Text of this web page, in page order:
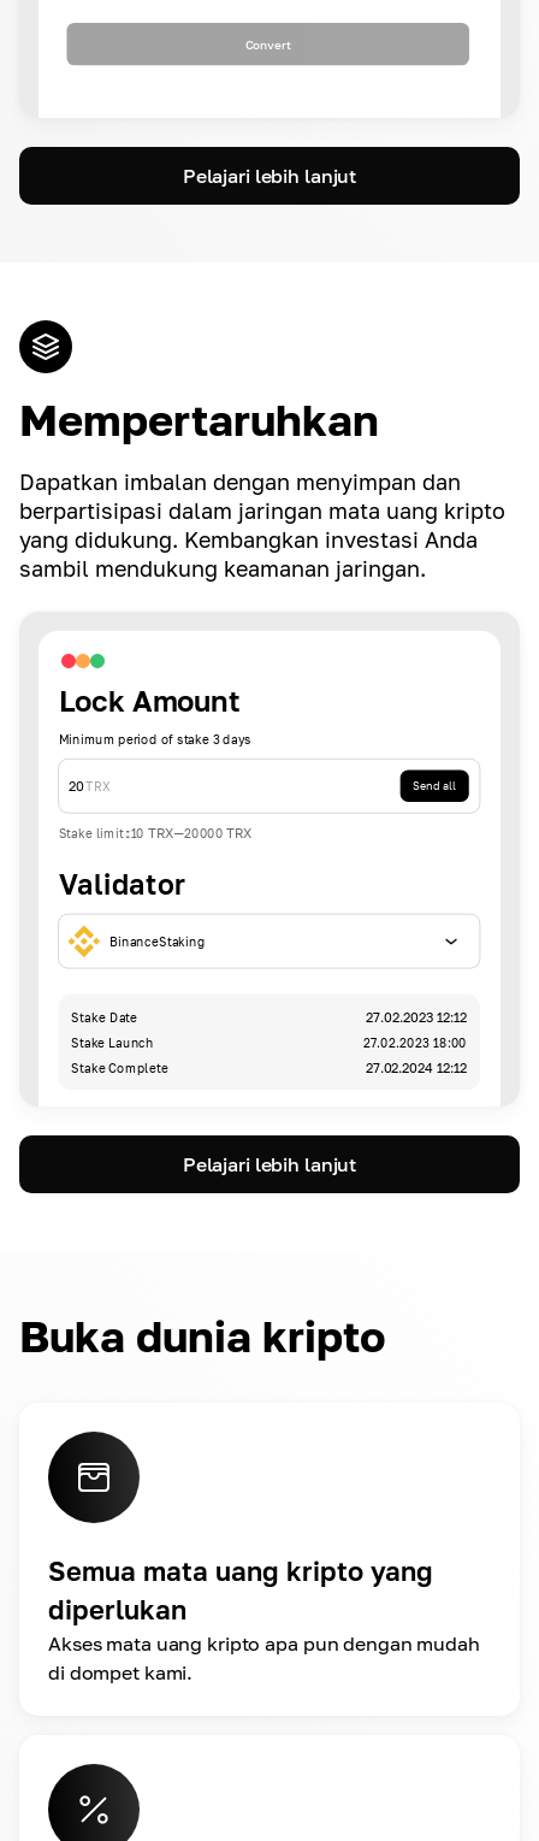
Convert
Pelajari lebih lanjut
Mempertaruhkan
Dapatkan imbalan dengan menyimpan dan
berpartisipasi dalam jaringan mata uang kripto
yang didukung. Kembangkan investasi Anda
sambil mendukung keamanan jaringan.
Lock Amount
Minimum period of stake 3 days
20TRX Send all
Stake limit:10 TRX-20000 TRX
Validator
BinanceStaking
Stake Date 27.02.2023 12:12
Stake Launch
27.02.2023 18:00
Stake Complete
27.02.2024 12:12
Pelajari lebih lanjut
Buka dunia kripto
Semua mata uang kripto yang
diperlukan
Akses mata uang kripto apa pun dengan mudah
di dompet kami.